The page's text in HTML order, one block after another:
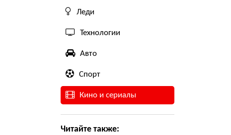
Леди
Технологии
Авто
Спорт
Кино и сериалы
Читайте также: